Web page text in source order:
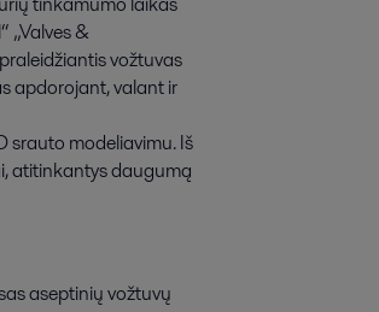
„Valves &
vožtuvas
apdorojant, valant ir
srauto modeliavimu. Iš
atitinkantys daugumą
aseptinių vožtuvų